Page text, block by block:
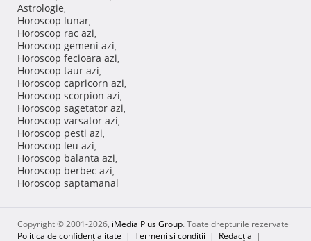
Astrologie,
Horoscop lunar,
Horoscop rac azi,
Horoscop gemeni azi,
Horoscop fecioara azi,
Horoscop taur azi,
Horoscop capricorn azi,
Horoscop scorpion azi,
Horoscop sagetator azi,
Horoscop varsator azi,
Horoscop pesti azi,
Horoscop leu azi,
Horoscop balanta azi,
Horoscop berbec azi,
Horoscop saptamanal
Copyright © 2001-2026, iMedia Plus Group. Toate drepturile rezervate
Politica de confidențialitate | Termeni si conditii | Redacţia |